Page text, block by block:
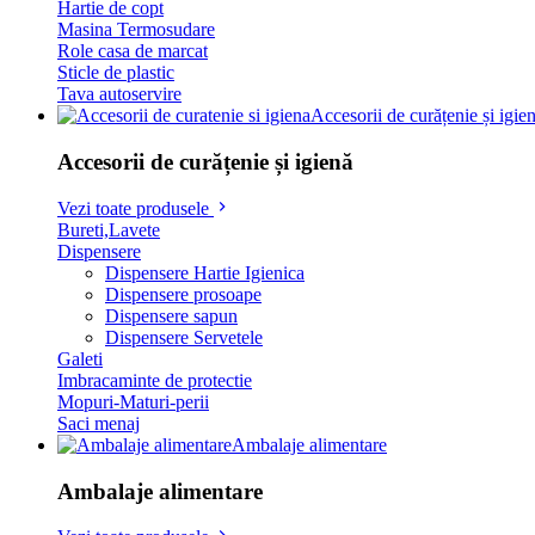
Hartie de copt
Masina Termosudare
Role casa de marcat
Sticle de plastic
Tava autoservire
Accesorii de curățenie și
Accesorii de curățenie și igienă
Vezi toate produsele
Bureti,Lavete
Dispensere
Dispensere Hartie Igienica
Dispensere prosoape
Dispensere sapun
Dispensere Servetele
Galeti
Imbracaminte de protectie
Mopuri-Maturi-perii
Saci menaj
Ambalaje alimentare
Ambalaje alimentare